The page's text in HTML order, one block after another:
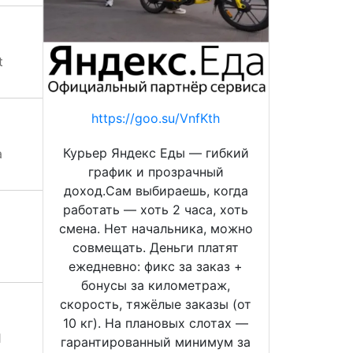
https://goo.su/VnfKth
Курьер Яндекс Еды — гибкий
график и прозрачный
доход.Сам выбираешь, когда
работать — хоть 2 часа, хоть
смена. Нет начальника, можно
совмещать. Деньги платят
ежедневно: фикс за заказ +
бонусы за километраж,
скорость, тяжёлые заказы (от
10 кг). На плановых слотах —
гарантированный минимум за